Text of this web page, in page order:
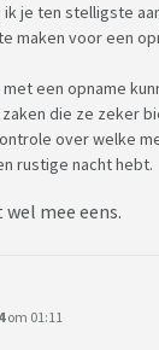
je ten stelligste
maken voor een
een opname
die ze zeker
over welke
rustige nacht hebt.
mee eens.
om 01:11